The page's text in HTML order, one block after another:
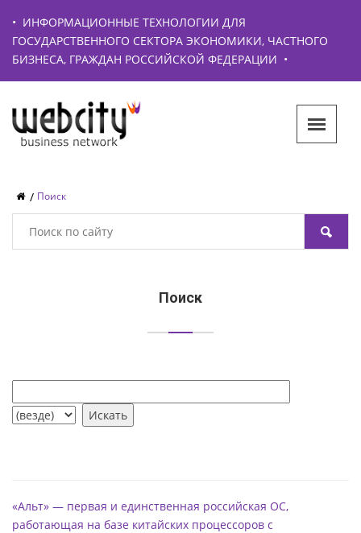
• ИНФОРМАЦИОННЫЕ ТЕХНОЛОГИИ ДЛЯ
ГОСУДАРСТВЕННОГО СЕКТОРА ЭКОНОМИКИ, ЧАСТНОГО
БИЗНЕСА, ГРАЖДАН РОССИЙСКОЙ ФЕДЕРАЦИИ •
Поиск
Поиск
«Альт» — первая и единственная российская ОС,
работающая на базе китайских процессоров с